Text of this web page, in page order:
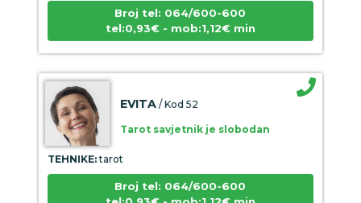
Broj tel: 064/600-600
tel:0,93€ - mob:1,12€ min
EVITA / Kod 52
Tarot savjetnik je slobodan
TEHNIKE: tarot
Broj tel: 064/600-600
tel:0,93€ - mob:1,12€ min